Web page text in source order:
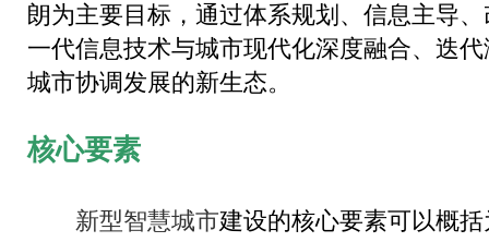
朗为主要目标，通过体系规划、信息主导
一代信息技术与城市现代化深度融合、迭
城市协调发展的新生态。
核心要素
新型智慧城市建设的核心要素可以概括